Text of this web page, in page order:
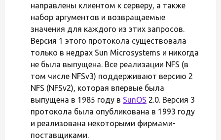
направлены клиентом к серверу, а также
набор аргументов и возвращаемые
значения для каждого из этих запросов.
Версия 1 этого протокола существовала
только в недрах Sun Microsystems и никогда
не была выпущена. Все реализации NFS (в
том числе NFSv3) поддерживают версию 2
NFS (NFSv2), которая впервые была
выпущена в 1985 году в SunOS 2.0. Версия 3
протокола была опубликована в 1993 году
и реализована некоторыми фирмами-
поставщиками.